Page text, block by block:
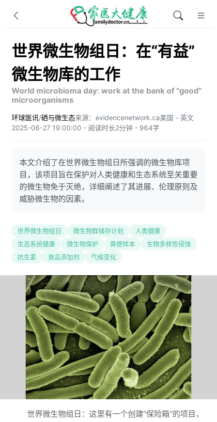
世界微生物组日：在“有益”
微生物库的工作
World microbioma day: work at the bank of "good"
microorganisms
环球医讯/硒与微生态来源：evidencenetwork.ca美国 - 英文
2025-06-27 19:00:00 - 阅读时长2分钟 - 964字
本文介绍了在世界微生物组日所强调的微生物库项
目，该项目旨在保护对人类健康和生态系统至关重要
的微生物免于灭绝，详细阐述了其进展、伦理原则及
威胁微生物的因素。
世界微生物组日 微生物群储存计划
人类健康
生态系统健康
微生物保护 粪便样本
生物多样性侵蚀
抗生素
食品添加剂 气候变化
世界微生物组日：这里有一个创建“保险箱”的项目，